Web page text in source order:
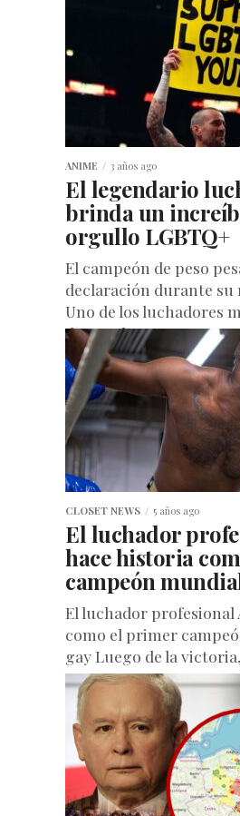
ANIME 3 años ago
El legendario
brinda un
orgullo LGBTQ+
El campeón de peso
declaración durante su
Uno de los luchadores
de Estados...
CLOSET NEWS 5 años ago
El luchador
hace historia
campeón
El luchador profesional
como el primer
gay Luego de la
momento con su